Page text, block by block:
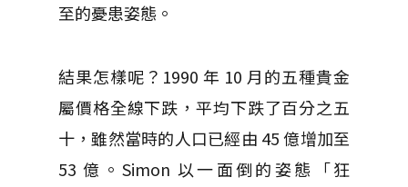
至的憂患姿態。
結果怎樣呢？1990 年 10 月的五種貴金
屬價格全線下跌，平均下跌了百分之五
十，雖然當時的人口已經由 45 億增加至
53 億。Simon 以一面倒的姿態「狂